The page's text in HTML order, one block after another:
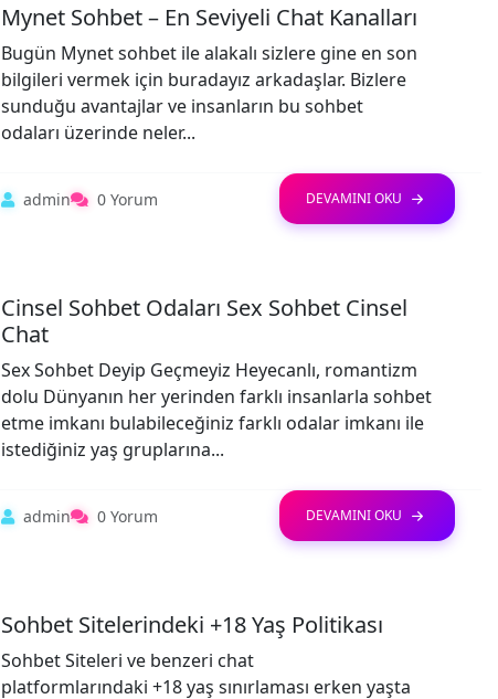
Mynet Sohbet – En Seviyeli Chat Kanalları
Bugün Mynet sohbet ile alakalı sizlere gine en son
bilgileri vermek için buradayız arkadaşlar. Bizlere
sunduğu avantajlar ve insanların bu sohbet
odaları üzerinde neler...
admin 0 Yorum DEVAMINI OKU
Cinsel Sohbet Odaları Sex Sohbet Cinsel
Chat
Sex Sohbet Deyip Geçmeyiz Heyecanlı, romantizm
dolu Dünyanın her yerinden farklı insanlarla sohbet
etme imkanı bulabileceğiniz farklı odalar imkanı ile
istediğiniz yaş gruplarına...
admin 0 Yorum DEVAMINI OKU
Sohbet Sitelerindeki +18 Yaş Politikası
Sohbet Siteleri ve benzeri chat
platformlarındaki +18 yaş sınırlaması erken yaşta